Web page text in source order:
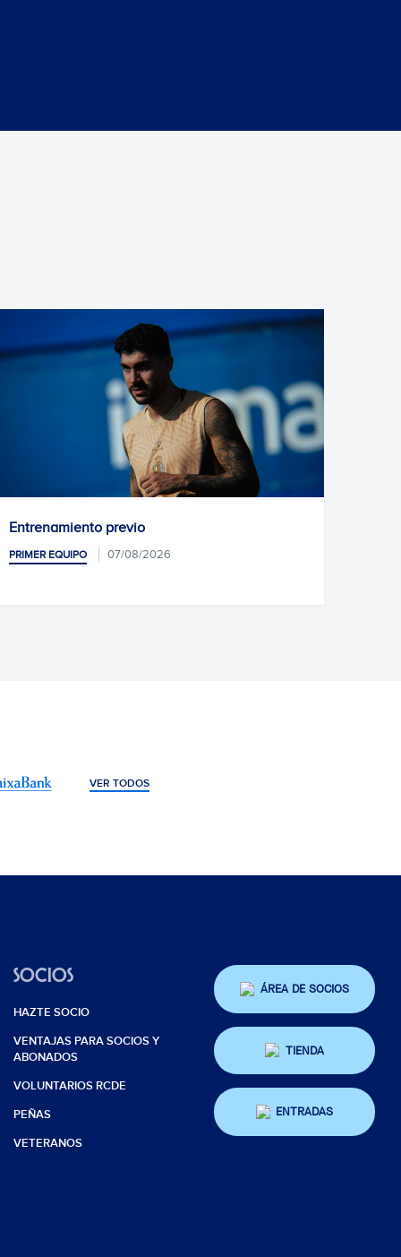
08/2026
VER TODOS
SOCIOS
HAZTE SOCIO
VENTAJAS PARA SOCIOS Y
ABONADOS
VOLUNTARIOS RCDE
PEÑAS
VETERANOS
ÁREA DE SOCIOS
TIENDA
ENTRADAS